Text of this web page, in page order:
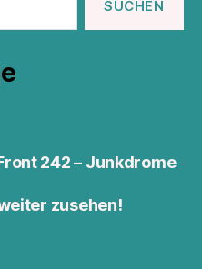
242 – Junkdrome
zusehen!